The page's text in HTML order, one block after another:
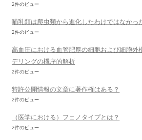
2件のビュー
哺乳類は爬虫類から進化したわけではなかっ
2件のビュー
高血圧における血管肥厚の細胞および細胞外
デリングの機序的解析
2件のビュー
特許公開情報の文章に著作権はある？
2件のビュー
（医学における）フェノタイプとは？
2件のビュー